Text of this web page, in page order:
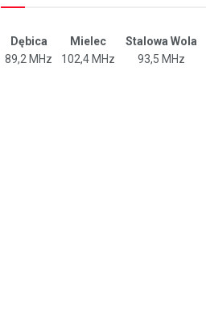
Dębica Mielec Stalowa Wola
89,2 MHz
102,4 MHz 93,5 MHz